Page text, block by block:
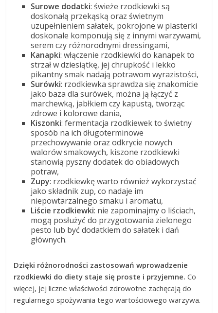
Surowe dodatki: świeże rzodkiewki są
doskonałą przekąską oraz świetnym
uzupełnieniem sałatek, pokrojone w plasterki
doskonale komponują się z innymi warzywami,
serem czy różnorodnymi dressingami,
Kanapki: włączenie rzodkiewki do kanapek to
strzał w dziesiątkę, jej chrupkość i lekko
pikantny smak nadają potrawom wyrazistości,
Surówki: rzodkiewka sprawdza się znakomicie
jako baza dla surówek, można ją łączyć z
marchewką, jabłkiem czy kapustą, tworząc
zdrowe i kolorowe dania,
Kiszonki: fermentacja rzodkiewek to świetny
sposób na ich długoterminowe
przechowywanie oraz odkrycie nowych
walorów smakowych, kiszone rzodkiewki
stanowią pyszny dodatek do obiadowych
potraw,
Zupy: rzodkiewkę warto również wykorzystać
jako składnik zup, co nadaje im
niepowtarzalnego smaku i aromatu,
Liście rzodkiewki: nie zapominajmy o liściach,
mogą posłużyć do przygotowania zielonego
pesto lub być dodatkiem do sałatek i dań
głównych.
Dzięki różnorodności zastosowań wprowadzenie
rzodkiewki do diety staje się proste i przyjemne. Co
więcej, jej liczne właściwości zdrowotne zachęcają do
regularnego spożywania tego wartościowego warzywa.